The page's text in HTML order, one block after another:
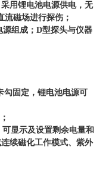
用锂电池电源供电，无
流磁场进行探伤；
组成；D型探头与仪器
勾固定，锂电池电源可
显示及设置剩余电量和
续磁化工作模式、紫外